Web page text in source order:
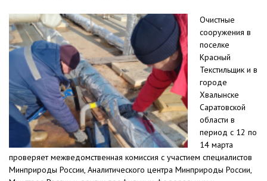
Очистные
сооружения в
поселке
Красный
Текстильщик и в
городе
Хвалынске
Саратовской
области в
период с 12 по
14 марта
проверяет межведомственная комиссия с участием специалистов
Минприроды России, Аналитического центра Минприроды России,